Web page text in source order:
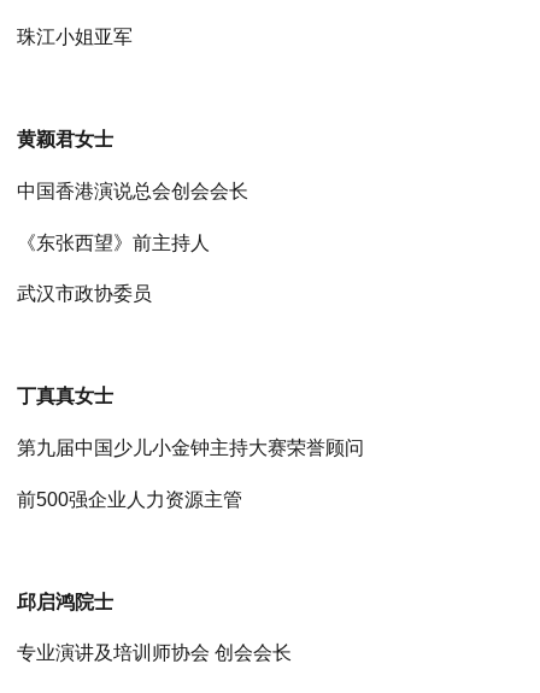
珠江小姐亚军
黄颖君女士
中国香港演说总会创会会长
《东张西望》前主持人
武汉市政协委员
丁真真女士
第九届中国少儿小金钟主持大赛荣誉顾问
前500强企业人力资源主管
邱启鸿院士
专业演讲及培训师协会 创会会长